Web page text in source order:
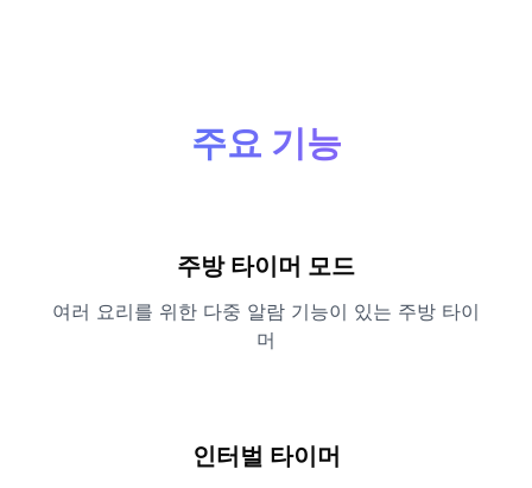
주요 기능
주방 타이머 모드
여러 요리를 위한 다중 알람 기능이 있는 주방 타이
머
인터벌 타이머